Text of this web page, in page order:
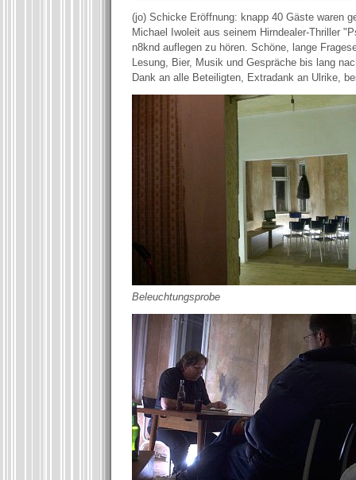
(jo) Schicke Eröffnung: knapp 40 Gäste waren
Michael Iwoleit aus seinem Hirndealer-Thriller
n8knd auflegen zu hören. Schöne, lange
Lesung, Bier, Musik und Gespräche bis lang
Dank an alle Beteiligten, Extradank an Ulrike,
Beleuchtungsprobe